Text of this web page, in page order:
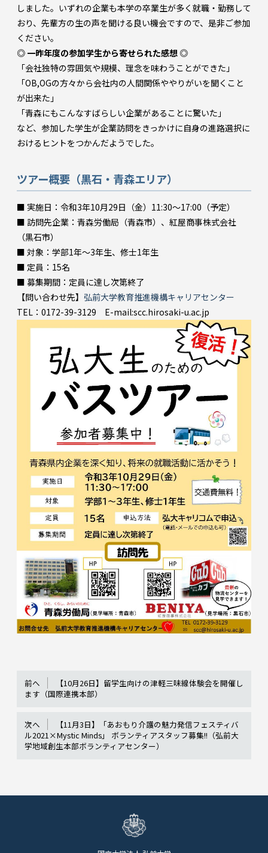
しました。いずれの企業も本学の卒業生が多く就職・勤務して
おり、先輩方の生の声を聞ける良い機会ですので、是非ご参加
ください。
◎ 一昨年度の参加学生から寄せられた感想 ◎
「会社独特の雰囲気や規模、理念を味わうことができた」
「OB,OGの方々から会社内の人間関係ややりがいを聞くこと
が出来た」
「青森にもこんなすばらしい企業があることに驚いた」
など、参加した学生が企業訪問をきっかけに自身の進路選択に
おけるヒントをつかんだようでした。
ツアー概要（黒石・青森エリア）
■ 実施日：令和3年10月29日（金）11:30～17:00（予定）
■ 訪問先企業：青森労働局（青森市）、紅屋商事株式会社
（黒石市）
■ 対象：学部1年～3年生、修士1年生
■ 定員：15名
■ 募集期間：定員に達し次第終了
【問い合わせ先】 弘前大学教育推進機構キャリアセンター
TEL：0172-39-3129 E-mail:scc.hirosaki-u.ac.jp
前へ
【10月26日】留学生向けの津軽三味線体験会を開催し
ます（国際連携本部）
次へ
【11月3日】「あおもり介護の魅力発信フェスティバ
ル2021×Mystic Minds」 ボランティアスタッフ募集!!（弘前大
学地域創生本部ボランティアセンター）